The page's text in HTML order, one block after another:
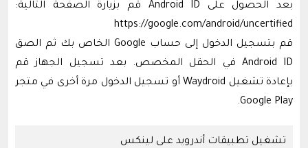
بعد الحصول على Android ID قم بزيارة الصفحة التالية:
https://google.com/android/uncertified
قم بتسجيل الدخول إلى حساب Google الخاص بك ثم الصق
Android ID في الحقل المخصص. بعد تسجيل الجهاز قم
بإعادة تشغيل Waydroid أو تسجيل الدخول مرة أخرى في متجر
Google Play.
تشغيل تطبيقات أندرويد على لينكس